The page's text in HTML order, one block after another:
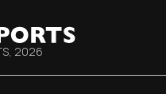
2026